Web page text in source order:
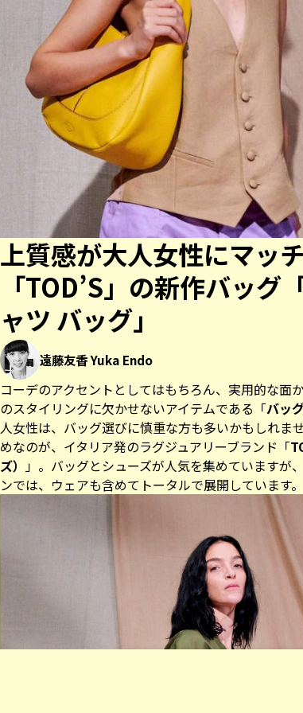
上質感が大人女性にマッ
「TOD’S」の新作バッグ
ャツ バッグ」
遠藤友香 Yuka Endo
コーデのアクセントとしてはもちろん、実用的な面
のスタイリングに欠かせないアイテムである「バッ
人女性は、バッグ選びに慎重な方も多いかもしれま
めなのが、イタリア発のラグジュアリーブランド「
ズ）」。バッグとシューズが人気を集めていますが
ンでは、ウェアも含めてトータルで展開しています。